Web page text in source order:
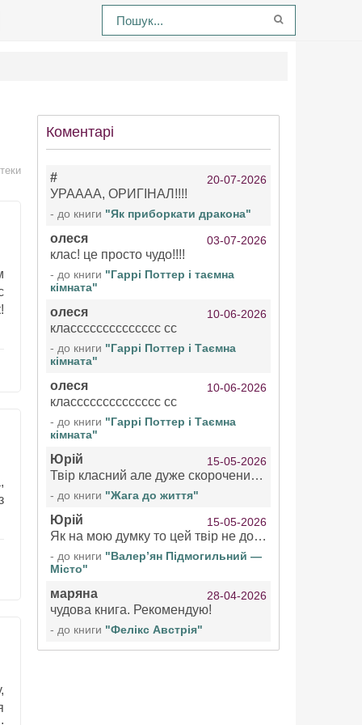
Коментарі
# 20-07-2026
УРАААА, ОРИГІНАЛ!!!!
- до книги "Як приборкати дракона"
олеся 03-07-2026
клас! це просто чудо!!!!
- до книги "Гаррі Поттер і таємна
кімната"
олеся 10-06-2026
класссссссссссссс сс
- до книги "Гаррі Поттер і Таємна
кімната"
олеся 10-06-2026
класссссссссссссс сс
- до книги "Гаррі Поттер і Таємна
кімната"
Юрій 15-05-2026
Твір класний але дуже скорочений якщо вже озвучуєте то бажано цілі твори
- до книги "Жага до життя"
Юрій 15-05-2026
Як на мою думку то цей твір не дотягує бути у топ 100 аудіокниг
- до книги "Валер’ян Підмогильний —
Місто"
маряна 28-04-2026
чудова книга. Рекомендую!
- до книги "Фелікс Австрія"